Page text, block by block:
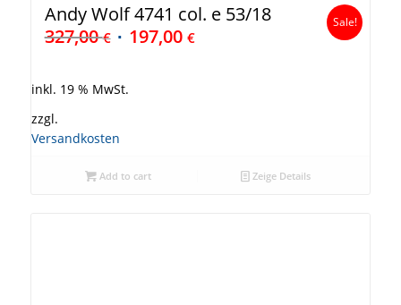
Andy Wolf 4741 col. e 53/18
327,00€ 197,00 €
Sale!
inkl. 19 % MwSt.
zzgl.
Versandkosten
Add to cart Zeige Details